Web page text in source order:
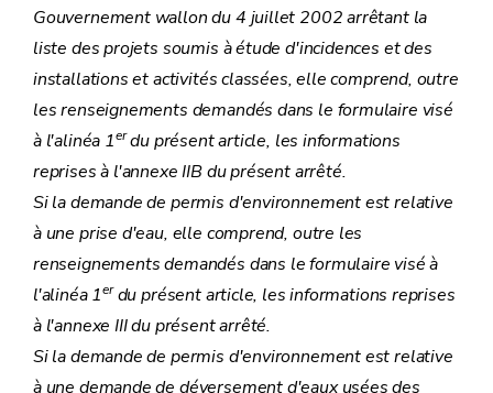
Gouvernement wallon du 4 juillet 2002 arrêtant la
liste des projets soumis à étude d'incidences et des
installations et activités classées, elle comprend, outre
les renseignements demandés dans le formulaire visé
à l'alinéa 1erdu présent article, les informations
reprises à l'annexe IIB du présent arrêté.
Si la demande de permis d'environnement est relative
à une prise d'eau, elle comprend, outre les
renseignements demandés dans le formulaire visé à
l'alinéa 1erdu présent article, les informations reprises
à l'annexe III du présent arrêté.
Si la demande de permis d'environnement est relative
à une demande de déversement d'eaux usées des